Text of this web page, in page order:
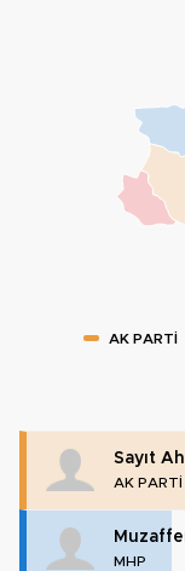
AK PARTİ
Sayıt
AK PARTİ
MHP